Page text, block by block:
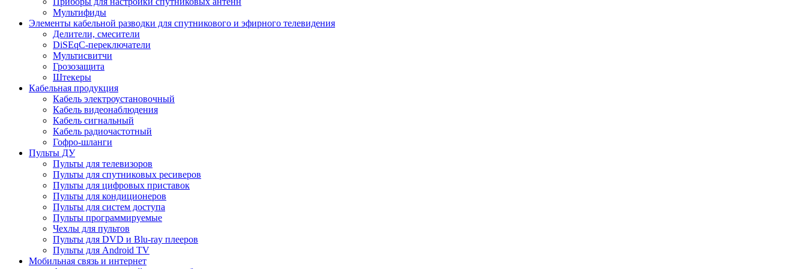
Мультифиды
Элементы кабельной разводки для спутникового и эфирного телевидения
Делители, смесители
DiSEqC-переключатели
Мультисвитчи
Грозозащита
Штекеры
Кабельная продукция
Кабель электроустановочный
Кабель видеонаблюдения
Кабель сигнальный
Кабель радиочастотный
Гофро-шланги
Пульты ДУ
Пульты для телевизоров
Пульты для спутниковых ресиверов
Пульты для цифровых приставок
Пульты для кондиционеров
Пульты для систем доступа
Пульты программируемые
Чехлы для пультов
Пульты для DVD и Blu-ray плееров
Пульты для Android TV
Мобильная связь и интернет